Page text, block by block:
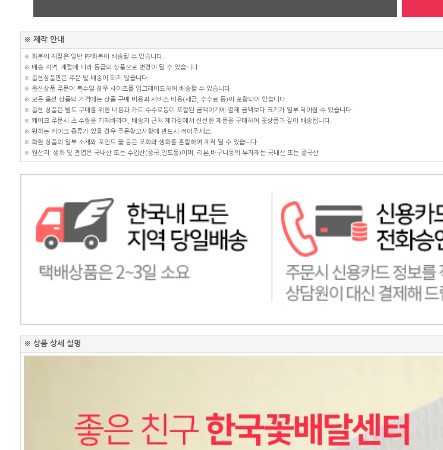
※ 제작 안내
※ 화분의 재질은 일반 PP화분이 배송될 수 있습니다.
※ 배송 지역, 계절에 따라 동급의 상품으로 변경이 될 수 있습니다.
※ 옵션상품만은 주문 및 배송이 되지 않습니다.
※ 옵션상품 주문이 복수일 경우 사이즈를 업그레이드하여 배송할 수 있습니다.
※ 모든 옵션 상품의 가격에는 상품 구매 비용과 서비스 비용(세금, 수수료 등)이 포함되어 있습니다.
※ 옵션 상품은 별도 구매를 위한 비용과 카드 수수료등이 포함된 금액이기에 결제 금액보다 크기가 일부 작아질 수 있습니다.
※ 케이크 주문시 초 수량을 기재바라며, 배송지 근처 제과점에서 신선한 제품을 구매하여 꽃상품과 같이 배송됩니다.
※ 원하는 케이크 종류가 있을 경우 주문참고사항에 반드시 적어주세요.
※ 화환 상품의 일부 소재와 포인트 꽃 등은 조화와 생화를 혼합하여 제작 될 수 있습니다.
※ 원산지: 생화 및 관엽은 국내산 또는 수입산(중국,인도등)이며, 리본,바구니등의 부자재는 국내산 또는 중국산
※ 상품 상세 설명